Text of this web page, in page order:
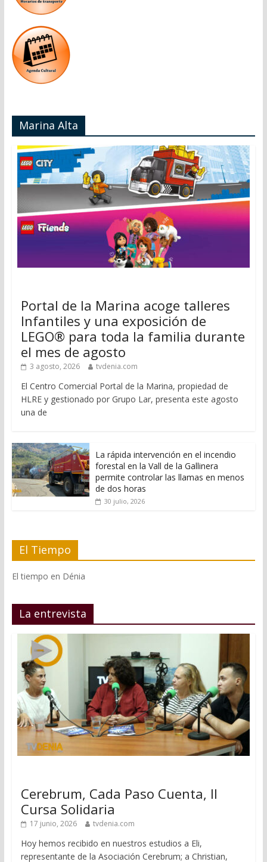
Marina Alta
Portal de la Marina acoge talleres
Infantiles y una exposición de
LEGO® para toda la familia durante
el mes de agosto
3 agosto, 2026 tvdenia.com
El Centro Comercial Portal de la Marina, propiedad de
HLRE y gestionado por Grupo Lar, presenta este agosto
una de
La rápida intervención en el incendio
forestal en la Vall de la Gallinera
permite controlar las llamas en menos
de dos horas
30 julio, 2026
El Tiempo
El tiempo en Dénia
La entrevista
Cerebrum, Cada Paso Cuenta, II
Cursa Solidaria
17 junio, 2026 tvdenia.com
Hoy hemos recibido en nuestros estudios a Eli,
representante de la Asociación Cerebrum; a Christian,